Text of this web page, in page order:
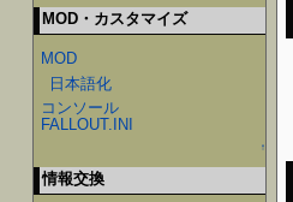
MOD・カスタマイズ
MOD
日本語化
コンソール
FALLOUT.INI
↑
情報交換